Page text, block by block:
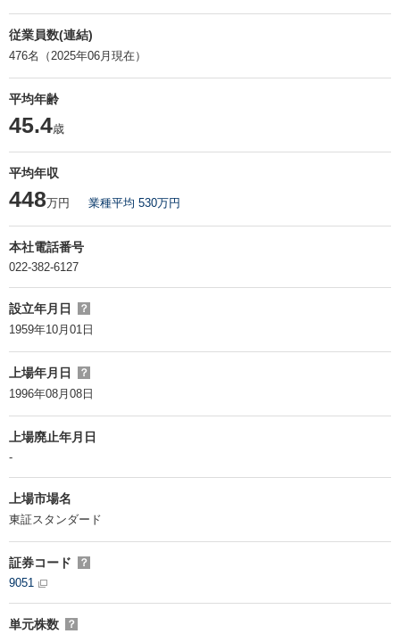
従業員数(連結)
476名（2025年06月現在）
平均年齢
45.4歳
平均年収
448万円 業種平均 530万円
本社電話番号
022-382-6127
設立年月日 ？
1959年10月01日
上場年月日 ？
1996年08月08日
上場廃止年月日
-
上場市場名
東証スタンダード
証券コード ？
9051
単元株数 ？